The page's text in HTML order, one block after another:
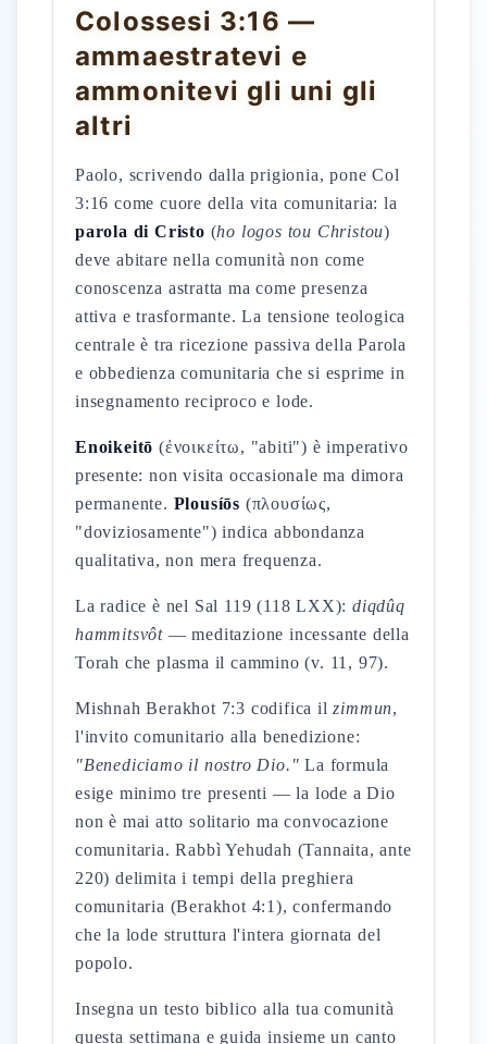
Colossesi 3:16 —
ammaestratevi e
ammonitevi gli uni gli
altri
Paolo, scrivendo dalla prigionia, pone Col
3:16 come cuore della vita comunitaria: la
parola di Cristo (ho logos tou Christou)
deve abitare nella comunità non come
conoscenza astratta ma come presenza
attiva e trasformante. La tensione teologica
centrale è tra ricezione passiva della Parola
e obbedienza comunitaria che si esprime in
insegnamento reciproco e lode.
Enoikeitō (ἐνοικείτω, "abiti") è imperativo
presente: non visita occasionale ma dimora
permanente. Plousíōs (πλουσίως,
"doviziosamente") indica abbondanza
qualitativa, non mera frequenza.
La radice è nel Sal 119 (118 LXX): diqdûq
hammitsvôt — meditazione incessante della
Torah che plasma il cammino (v. 11, 97).
Mishnah Berakhot 7:3 codifica ilzimmun,
l'invito comunitario alla benedizione:
"Benediciamo il nostro Dio." La formula
esige minimo tre presenti — la lode a Dio
non è mai atto solitario ma convocazione
comunitaria. Rabbì Yehudah (Tannaita, ante
220) delimita i tempi della preghiera
comunitaria (Berakhot 4:1), confermando
che la lode struttura l'intera giornata del
popolo.
Insegna un testo biblico alla tua comunità
questa settimana e guida insieme un canto